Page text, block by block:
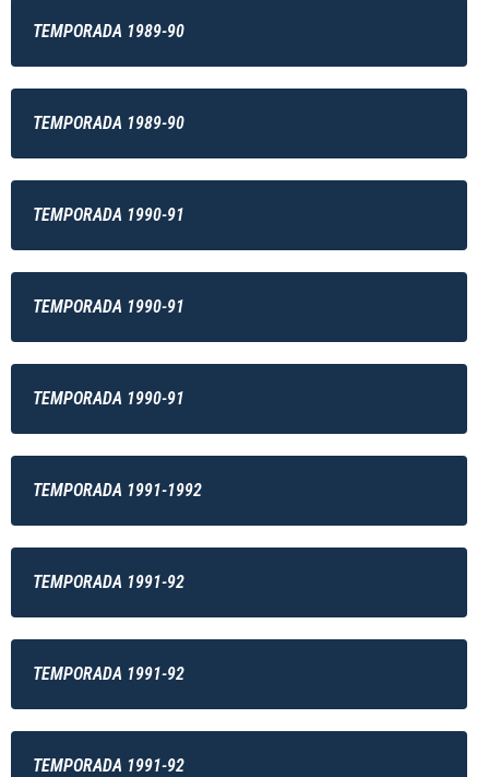
TEMPORADA 1989-90
TEMPORADA 1989-90
TEMPORADA 1990-91
TEMPORADA 1990-91
TEMPORADA 1990-91
TEMPORADA 1991-1992
TEMPORADA 1991-92
TEMPORADA 1991-92
TEMPORADA 1991-92